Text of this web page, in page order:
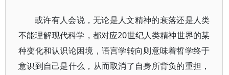
或许有人会说，无论是人文精神的衰落还是人类
不能理解现代科学，都对应20世纪人类精神世界的某
种变化和认识论困境，语言学转向则意味着哲学终于
意识到自己是什么，从而取消了自身所背负的重担，